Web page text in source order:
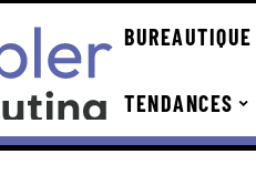
BUREAUTIQUE
TENDANCES